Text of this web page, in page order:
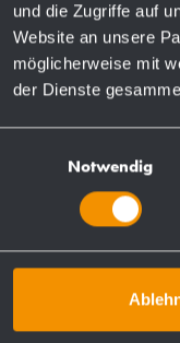
und die Zugriffe auf
Website an unsere
möglicherweise mit
der Dienste
Notwendig